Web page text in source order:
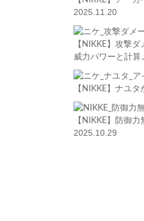
2025.11.20
【NIKKE】攻撃
威力パワーと計算
【NIKKE】ナユタ
【NIKKE】防御
2025.10.29